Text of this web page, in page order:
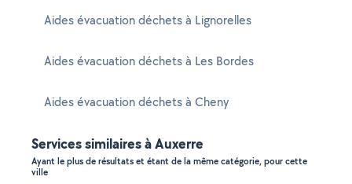
Aides évacuation déchets à Lignorelles
Aides évacuation déchets à Les Bordes
Aides évacuation déchets à Cheny
Services similaires à Auxerre
Ayant le plus de résultats et étant de la même catégorie, pour cette
ville